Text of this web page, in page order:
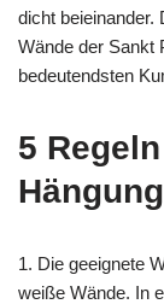
dicht beieinander.
Wände der Sankt
bedeutendsten
5
Hängung
1. Die geeignete
weiße Wände. In